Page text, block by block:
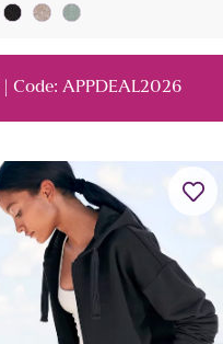
| Code: APPDEAL2026